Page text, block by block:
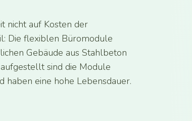
nicht auf Kosten der
Die flexiblen Büromodule
Gebäude aus Stahlbeton
sind die Module
eine hohe Lebensdauer.